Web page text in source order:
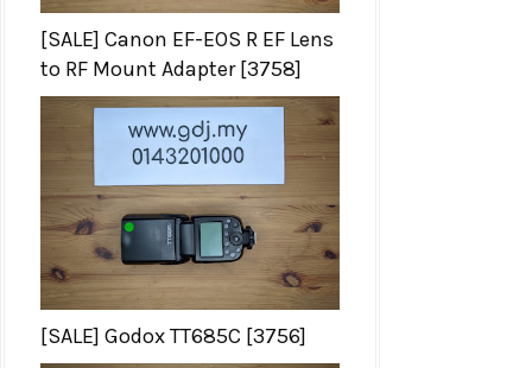
[SALE] Canon EF-EOS R EF Lens
to RF Mount Adapter [3758]
[SALE] Godox TT685C [3756]